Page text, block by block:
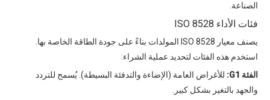
الصناعة.
فئات الأداء ISO 8528
يصنف معيار ISO 8528 المولدات بناءً على جودة الطاقة الخاصة بها.
استخدم هذه الفئات لتحديد عملية الشراء:
الفئة G1:
للأغراض العامة (الإضاءة والتدفئة البسيطة). يُسمح للتردد
والجهد بالتغير بشكل كبير.